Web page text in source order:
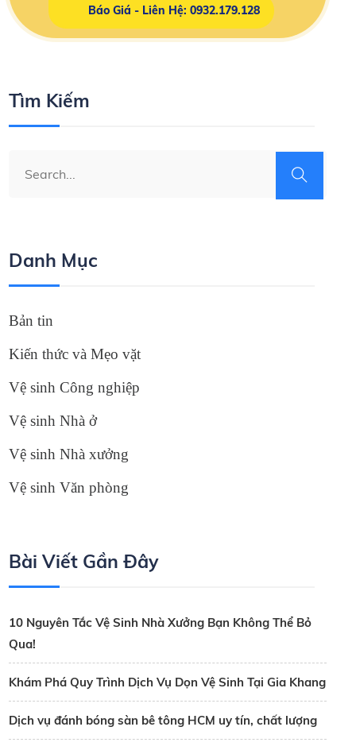
Báo Giá - Liên Hệ: 0932.179.128
Tìm Kiếm
Danh Mục
Bản tin
Kiến thức và Mẹo vặt
Vệ sinh Công nghiệp
Vệ sinh Nhà ở
Vệ sinh Nhà xưởng
Vệ sinh Văn phòng
Bài Viết Gần Đây
10 Nguyên Tắc Vệ Sinh Nhà Xưởng Bạn Không Thể Bỏ
Qua!
Khám Phá Quy Trình Dịch Vụ Dọn Vệ Sinh Tại Gia Khang
Dịch vụ đánh bóng sàn bê tông HCM uy tín, chất lượng